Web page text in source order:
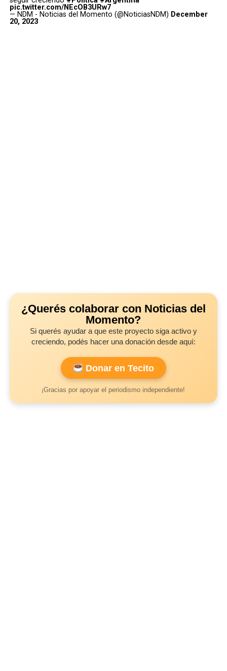
pic.twitter.com/NEcOB3URw7
— NDM - Noticias del Momento (@NoticiasNDM) December
20, 2023
¿Querés colaborar con Noticias del
Momento?
Si querés ayudar a que este proyecto siga activo y
creciendo, podés hacer una donación desde aquí:
Donar en Tecito
¡Gracias por apoyar el periodismo independiente!